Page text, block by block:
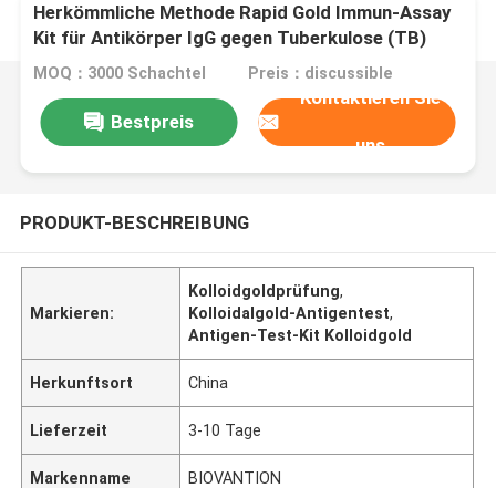
Herkömmliche Methode Rapid Gold Immun-Assay
Kit für Antikörper IgG gegen Tuberkulose (TB)
MOQ：3000 Schachtel Preis：discussible
Bestpreis
Kontaktieren Sie
uns
PRODUKT-BESCHREIBUNG
Markieren:
Kolloidgoldprüfung,
Kolloidalgold-Antigentest,
Antigen-Test-Kit Kolloidgold
Herkunftsort China
Lieferzeit 3-10 Tage
Markenname BIOVANTION